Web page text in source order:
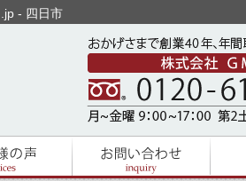
- 四日市